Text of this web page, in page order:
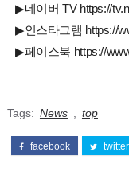
▶네이버 TV https://
▶인스타그램 https://
▶페이스북 https://
Tags: News top
facebook twitter